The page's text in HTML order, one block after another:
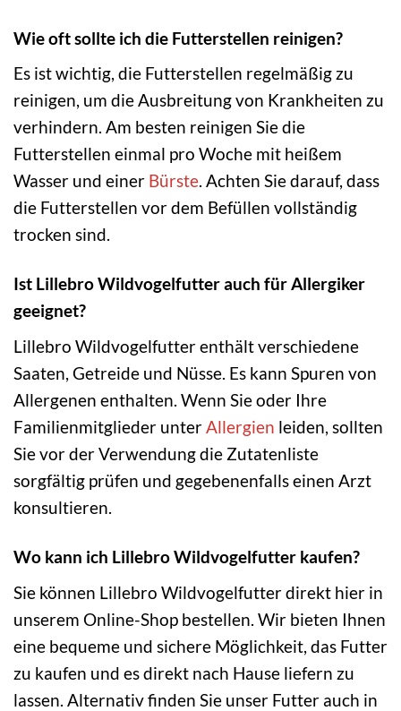
Wie oft sollte ich die Futterstellen reinigen?
Es ist wichtig, die Futterstellen regelmäßig zu
reinigen, um die Ausbreitung von Krankheiten zu
verhindern. Am besten reinigen Sie die
Futterstellen einmal pro Woche mit heißem
Wasser und einer Bürste. Achten Sie darauf, dass
die Futterstellen vor dem Befüllen vollständig
trocken sind.
Ist Lillebro Wildvogelfutter auch für Allergiker
geeignet?
Lillebro Wildvogelfutter enthält verschiedene
Saaten, Getreide und Nüsse. Es kann Spuren von
Allergenen enthalten. Wenn Sie oder Ihre
Familienmitglieder unterAllergien leiden, sollten
Sie vor der Verwendung die Zutatenliste
sorgfältig prüfen und gegebenenfalls einen Arzt
konsultieren.
Wo kann ich Lillebro Wildvogelfutter kaufen?
Sie können Lillebro Wildvogelfutter direkt hier in
unserem Online-Shop bestellen. Wir bieten Ihnen
eine bequeme und sichere Möglichkeit, das Futter
zu kaufen und es direkt nach Hause liefern zu
lassen. Alternativ finden Sie unser Futter auch in